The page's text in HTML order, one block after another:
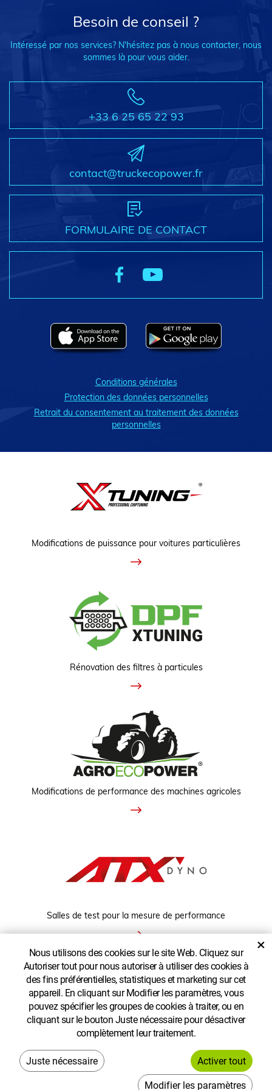
Nous utilisons des cookies sur le site Web. Cliquez sur
Autoriser tout pour nous autoriser à utiliser des cookies à
des fins préférentielles, statistiques et marketing sur cet
appareil. En cliquant sur Modifier les paramètres, vous
pouvez spécifier les groupes de cookies à traiter, ou en
cliquant sur le bouton Juste nécessaire pour désactiver
complètement leur traitement.
Modifier les paramètres
×
Besoin de conseil ?
Intéressé par nos services? N'hésitez pas à nous contacter, nous
sommes là pour vous aider.
+33 6 25 65 22 93
contact@truckecopower.fr
FORMULAIRE DE CONTACT
Conditions générales
Protection des données personnelles
Retrait du consentement au traitement des données
personnelles
Modifications de puissance pour voitures particulières
Rénovation des filtres à particules
Modifications de performance des machines agricoles
Salles de test pour la mesure de performance
AFFICHER LA VERSION CLASSIQUE
Copyright © AGROECOPOWER FR
Créé